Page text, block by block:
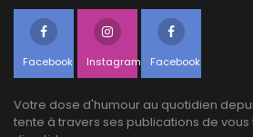
Facebook Instagram Facebook
Votre dose d'humour au quotidien
tente à travers ses publications de